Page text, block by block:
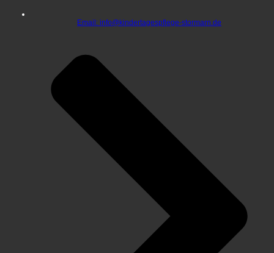
Email: info@kindertagespflege-stormarn.de